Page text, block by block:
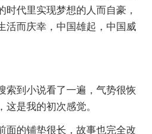
时代里实现梦想的人而自豪，
活而庆幸，中国雄起，中国威
索到小说看了一遍，气势很恢
是我的初次感觉。
面的铺垫很长，故事也完全改